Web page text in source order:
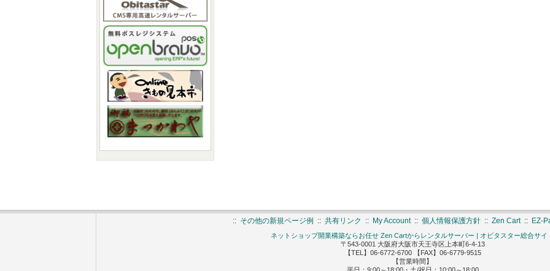
:: その他の新規ページ例 :: 共有リンク :: My Account:: 個人情報保護方針 :: Zen Cart:: EZ-
ネットショップ開業構築ならお任せ Zen Cartからレンタルサーバー | オビタスター総合サイ
〒543-0001 大阪府大阪市天王寺区上本町6-4-13
【TEL】06-6772-6700 【FAX】06-6779-9515
【営業時間】